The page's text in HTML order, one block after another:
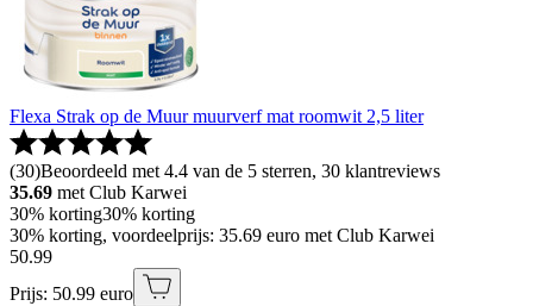
Flexa Strak op de Muur muurverf mat roomwit 2,5 liter
(30)Beoordeeld met 4.4 van de 5 sterren, 30 klantreviews
35.69 met Club Karwei
30% korting30% korting
30% korting, voordeelprijs: 35.69 euro met Club Karwei
50.99
Prijs: 50.99 euro